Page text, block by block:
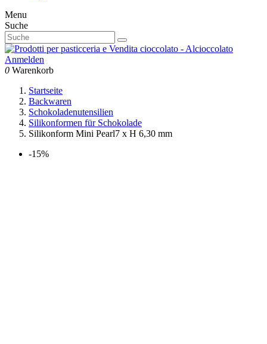
Menu
Suche
Anmelden
0 Warenkorb
Startseite
Backwaren
Schokoladenutensilien
Silikonformen für Schokolade
Silikonform Mini Pearl7 x H 6,30 mm
-15%